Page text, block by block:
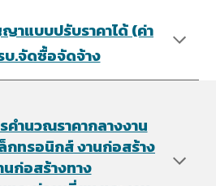
แบบปรับราคาได้ (ค่า
บ.จัดซื้อจัดจ้า​ง
คำนวณราคากลางงาน
กทรอนิกส์ งานก่อสร้าง
นก่อสร้างทาง